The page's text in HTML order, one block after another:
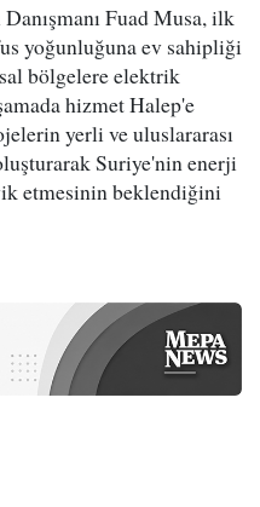
Fuad Musa, ilk
yoğunluğuna ev sahipliği
bölgelere elektrik
hizmet Halep'e
yerli ve uluslararası
Suriye'nin enerji
etmesinin beklendiğini